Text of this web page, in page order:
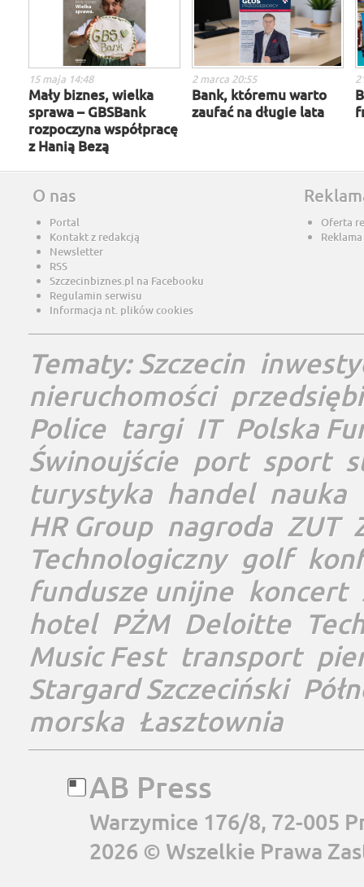
15 maja 14:48
Mały biznes, wielka
sprawa – GBSBank
rozpoczyna współpracę
z Hanią Bezą
2 marca 20:55
Bank, któremu warto
zaufać na długie lata
O nas
Portal
Kontakt z redakcją
Newsletter
RSS
Szczecinbiznes.pl na Facebooku
Regulamin serwisu
Informacja nt. plików cookies
Oferta
Tematy:Szczecin
nieruchomości
Police targi IT Polska
Świnoujście port sport
turystyka handel nauka
HR Group nagroda ZUT
Technologiczny golf
fundusze unijne koncert
hotel PŻM Deloitte
Music Fest transport
Stargard Szczeciński
morska Łasztownia
AB Press
Warzymice 176/8, 72-005
2026 © Wszelkie Prawa